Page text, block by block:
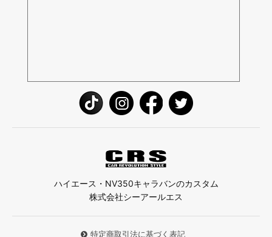
ハイエース・NV350キャラバンのカスタム
株式会社シーアールエス
特定商取引法に基づく表記